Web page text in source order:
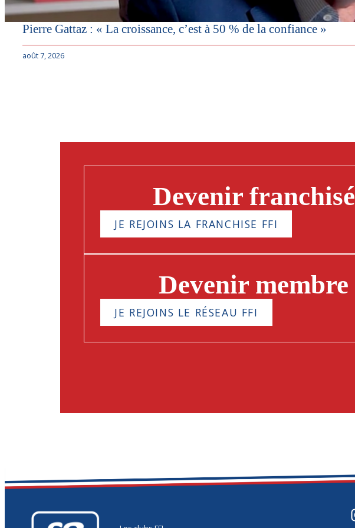
Pierre Gattaz : « La croissance, c’est à 50 % de la confiance »
août 7, 2026
Devenir franchisé
JE REJOINS LA FRANCHISE FFI
Devenir membre
JE REJOINS LE RÉSEAU FFI